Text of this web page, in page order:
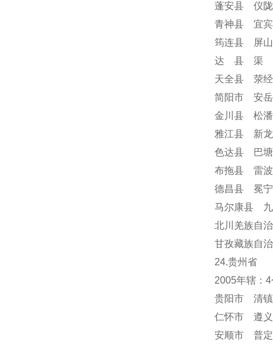
蓬安县 仪
青神县 宜
筠连县 屏
达 县 渠
天全县 荥
简阳市 安
金川县 松
雅江县 新
色达县 巴
布拖县 雷
德昌县 冕
马尔康县
北川羌族自
甘孜藏族自
24.贵州省
2005年辖：
贵阳市 清
仁怀市 遵
安顺市 普